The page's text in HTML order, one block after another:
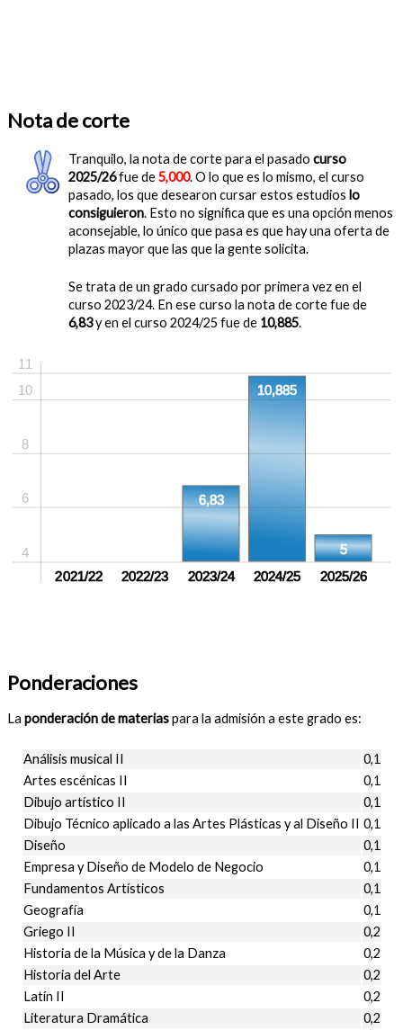
Nota de corte
Tranquilo, la nota de corte para el pasado curso
2025/26fue de5,000. O lo que es lo mismo, el curso
pasado, los que desearon cursar estos estudios lo
consiguieron. Esto no significa que es una opción menos
aconsejable, lo único que pasa es que hay una oferta de
plazas mayor que las que la gente solicita.
Se trata de un grado cursado por primera vez en el
curso 2023/24. En ese curso la nota de corte fue de
6,83y en el curso 2024/25 fue de 10,885.
11
4
6
8
10
sin crear sin crear
6,83
10,885
5
2021/22 2022/23 2023/24 2024/25 2025/26
Ponderaciones
La ponderación de materiaspara la admisión a este grado es:
Análisis musical II
0,1
Artes escénicas II
0,1
Dibujo artístico II
0,1
Dibujo Técnico aplicado a las Artes Plásticas y al Diseño II 0,1
Diseño
0,1
Empresa y Diseño de Modelo de Negocio
0,1
Fundamentos Artísticos
0,1
Geografía
0,1
Griego II
0,2
Historia de la Música y de la Danza
0,2
Historia del Arte
0,2
Latín II
0,2
Literatura Dramática
0,2